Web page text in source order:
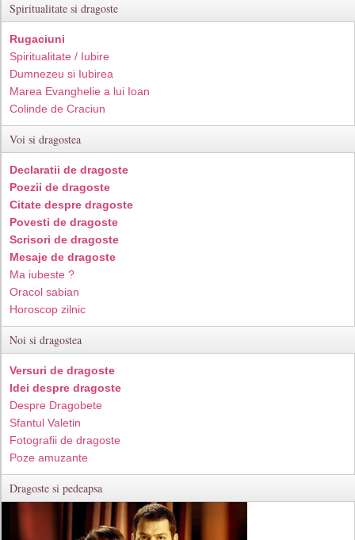
Spiritualitate si dragoste
Rugaciuni
Spiritualitate / Iubire
Dumnezeu si Iubirea
Marea Evanghelie a lui Ioan
Colinde de Craciun
Voi si dragostea
Declaratii de dragoste
Poezii de dragoste
Citate despre dragoste
Povesti de dragoste
Scrisori de dragoste
Mesaje de dragoste
Ma iubeste ?
Oracol sabian
Horoscop zilnic
Noi si dragostea
Versuri de dragoste
Idei despre dragoste
Despre Dragobete
Sfantul Valetin
Fotografii de dragoste
Poze amuzante
Dragoste si pedeapsa